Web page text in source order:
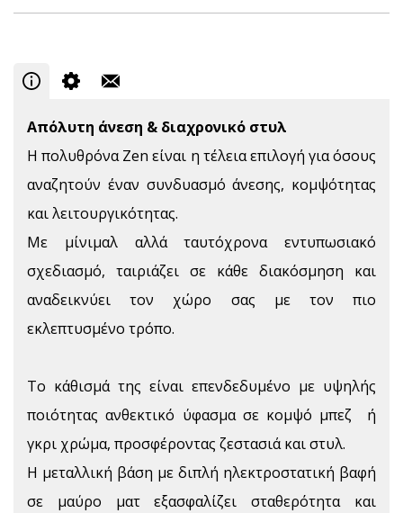
Απόλυτη άνεση & διαχρονικό στυλ
Η πολυθρόνα Zen είναι η τέλεια επιλογή για όσους
αναζητούν έναν συνδυασμό άνεσης, κομψότητας
και λειτουργικότητας.
Με μίνιμαλ αλλά ταυτόχρονα εντυπωσιακό
σχεδιασμό, ταιριάζει σε κάθε διακόσμηση και
αναδεικνύει τον χώρο σας με τον πιο
εκλεπτυσμένο τρόπο.
Το κάθισμά της είναι επενδεδυμένο με υψηλής
ποιότητας ανθεκτικό ύφασμα σε κομψό μπεζ ή
γκρι χρώμα, προσφέροντας ζεστασιά και στυλ.
Η μεταλλική βάση με διπλή ηλεκτροστατική βαφή
σε μαύρο ματ εξασφαλίζει σταθερότητα και